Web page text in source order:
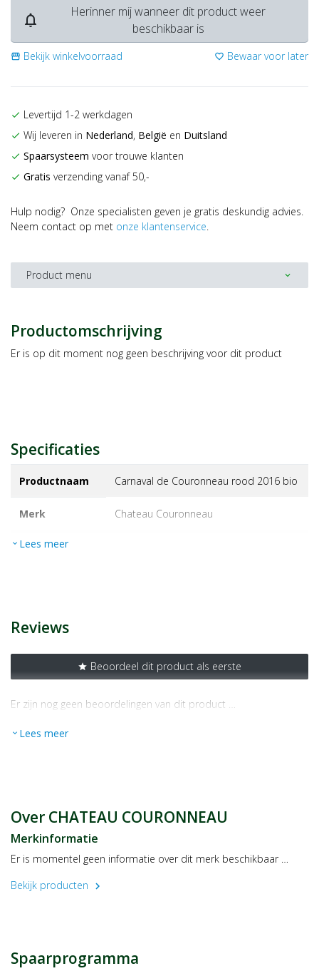
notifications_none
Herinner mij wanneer dit product weer
beschikbaar is
storefront Bekijk winkelvoorraad favorite_border Bewaar voor later
check Levertijd 1-2 werkdagen
check Wij leveren in Nederland, België en Duitsland
check Spaarsysteem voor trouwe klanten
check Gratis verzending vanaf 50,-
Hulp nodig? Onze specialisten geven je gratis deskundig advies.
Neem contact op met onze klantenservice.
Product menu expand_more
Productomschrijving
Er is op dit moment nog geen beschrijving voor dit product
Specificaties
Productnaam Carnaval de Couronneau rood 2016 bio
Merk chateau couronneau
EAN
expand_more Lees meer
Reviews
star Beoordeel dit product als eerste
Er zijn nog geen beoordelingen van dit product …
expand_more Lees meer
Over CHATEAU COURONNEAU
Merkinformatie
Er is momentel geen informatie over dit merk beschikbaar …
Bekijk producten
chevron_right
Spaarprogramma